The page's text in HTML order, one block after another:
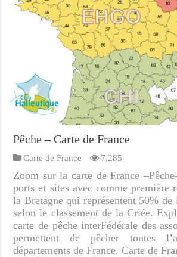
Pêche – Carte de France
Carte de France 7,285
Zoom sur la carte de France
ports et sites avec comme première
la Bretagne qui représentent 50% de
selon le classement de la Criée.
carte de pêche interFédérale des
permettent de pêcher toutes
départements de France. Carte de